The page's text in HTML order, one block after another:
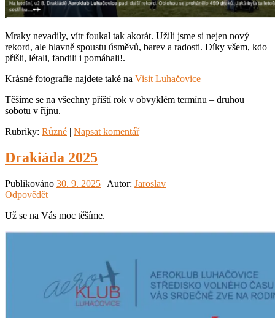
Mraky nevadily, vítr foukal tak akorát. Užili jsme si nejen nový
rekord, ale hlavně spoustu úsměvů, barev a radosti. Díky všem, kdo
přišli, létali, fandili i pomáhali!.
Krásné fotografie najdete také na Visit Luhačovice
Těšíme se na všechny příští rok v obvyklém termínu – druhou
sobotu v říjnu.
Rubriky: Různé | Napsat komentář
Drakiáda 2025
Publikováno 30. 9. 2025 | Autor: Jaroslav
Odpovědět
Už se na Vás moc těšíme.